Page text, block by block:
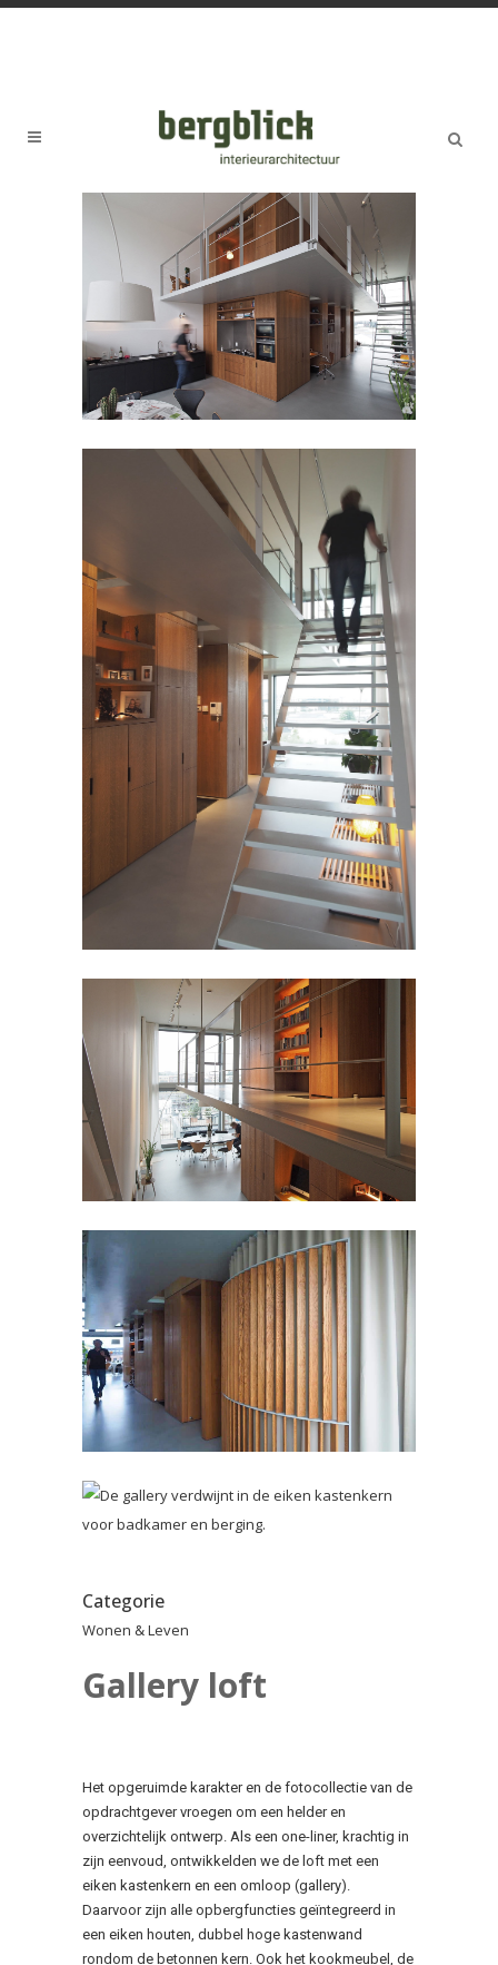
Categorie
Wonen & Leven
Gallery loft
Het opgeruimde karakter en de fotocollectie van de
opdrachtgever vroegen om een helder en
overzichtelijk ontwerp. Als een one-liner, krachtig in
zijn eenvoud, ontwikkelden we de loft met een
eiken kastenkern en een omloop (gallery).
Daarvoor zijn alle opbergfuncties geïntegreerd in
een eiken houten, dubbel hoge kastenwand
rondom de betonnen kern. Ook het kookmeubel, de